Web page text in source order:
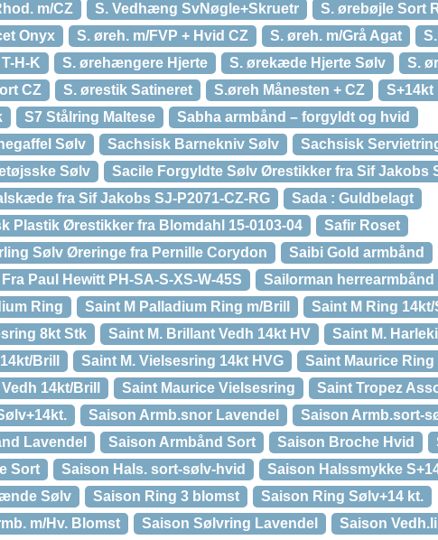
m/CZ
S. Vedhæng SvNøgle+Skruetr
S. ørebøjle Sort
Onyx
S. øreh. m/FVP + Hvid CZ S. øreh. m/Grå Agat
H-K
S. ørehængere Hjerte S. ørekæde Hjerte Sølv
S.
CZ
S. ørestik Satineret S.øreh Månesten + CZ
S+14kt
S7 Stålring Maltese
Sabha armbånd – forgyldt og hvid
Sølv
Sachsisk Barnekniv Sølv
Sachsisk
Sølv
Sacile Forgyldte Sølv Ørestikker fra Sif Jakobs
fra Sif Jakobs SJ-P2071-CZ-RG
Sada : Guldbelagt
Plastik Ørestikker fra Blomdahl 15-0103-04
Safir Roset
Sølv Øreringe fra Pernille Corydon
Saibi Gold armbånd
Paul Hewitt PH-SA-S-XS-W-45S
Sailorman herrearmbånd
Ring
Saint M Palladium Ring m/Brill
Saint M Ring 14kt/
8kt Stk
Saint M. Brillant Vedh 14kt HV
Saint M.
Brill
Saint M. Vielsesring 14kt HVG
Saint Maurice Ring
14kt/Brill
Saint Maurice Vielsesring
Saint Tropez
Saison Armb.snor Lavendel
Saison Armb.sort-
Lavendel
Saison Armbånd Sort Saison Broche Hvid
Sort
Saison Hals. sort-sølv-hvid
Saison Halssmykke
Sølv
Saison Ring 3 blomst
Saison Ring Sølv+14 kt.
m/Hv. Blomst
Saison Sølvring Lavendel
Saison